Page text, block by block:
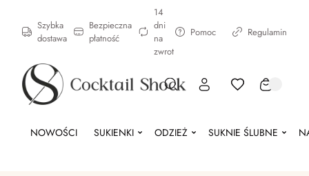
Szybka
dostawa
Bezpieczna
płatność
14
dni
na
zwrot
Pomoc Regulamin
NOWOŚCI SUKIENKI ODZIEŻ SUKNIE ŚLUBNE